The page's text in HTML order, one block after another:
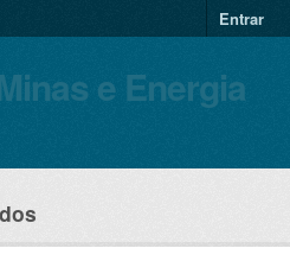
Entrar
e Energia